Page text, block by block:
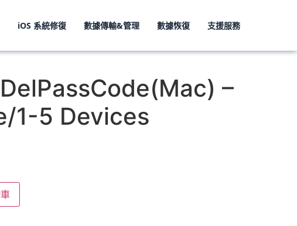
iOS 系統修復 數據傳輸&管理 數據恢復 支援服務
們聯絡AiFone
–
1-5 Devices